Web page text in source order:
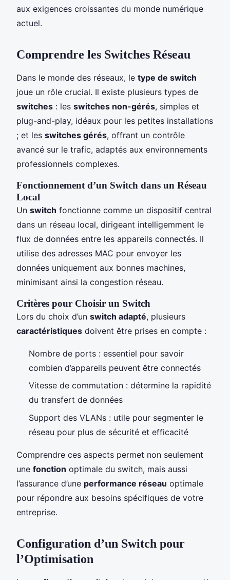
aux exigences croissantes du monde numérique
actuel.
Comprendre les Switches Réseau
Dans le monde des réseaux, le type de switch
joue un rôle crucial. Il existe plusieurs types de
switches : les switches non-gérés, simples et
plug-and-play, idéaux pour les petites installations
; et les switches gérés, offrant un contrôle
avancé sur le trafic, adaptés aux environnements
professionnels complexes.
Fonctionnement d’un Switch dans un Réseau
Local
Un switch fonctionne comme un dispositif central
dans un réseau local, dirigeant intelligemment le
flux de données entre les appareils connectés. Il
utilise des adresses MAC pour envoyer les
données uniquement aux bonnes machines,
minimisant ainsi la congestion réseau.
Critères pour Choisir un Switch
Lors du choix d’un switch adapté, plusieurs
caractéristiques doivent être prises en compte :
Nombre de ports : essentiel pour savoir
combien d’appareils peuvent être connectés
Vitesse de commutation : détermine la rapidité
du transfert de données
Support des VLANs : utile pour segmenter le
réseau pour plus de sécurité et efficacité
Comprendre ces aspects permet non seulement
une fonction optimale du switch, mais aussi
l’assurance d’une performance réseau optimale
pour répondre aux besoins spécifiques de votre
entreprise.
Configuration d’un Switch pour
l’Optimisation